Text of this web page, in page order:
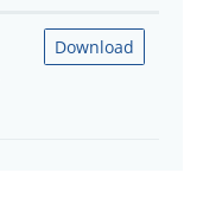
Download